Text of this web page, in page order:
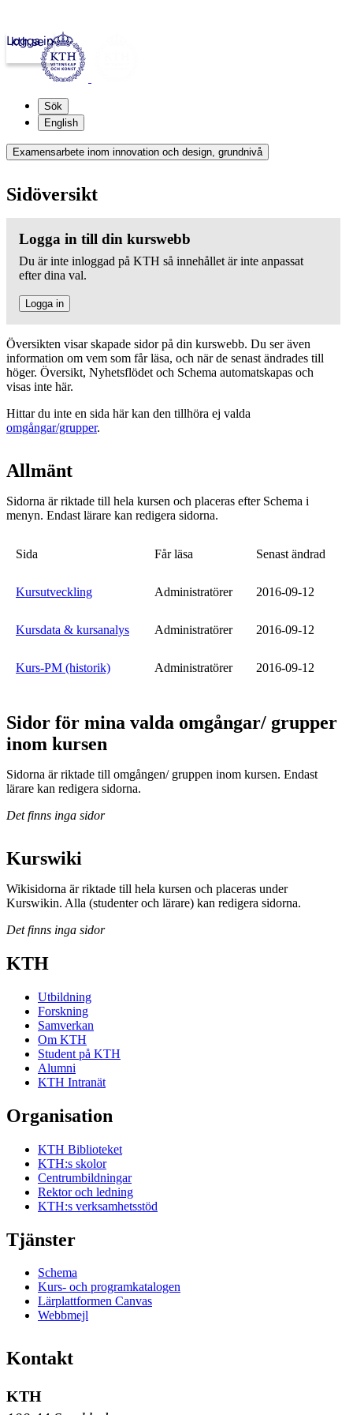
kth.se
Logga in
Sök
English
Examensarbete inom innovation och design, grundnivå
Sidöversikt
Logga in till din kurswebb
Du är inte inloggad på KTH så innehållet är inte anpassat
efter dina val.
Logga in
Översikten visar skapade sidor på din kurswebb. Du ser även
information om vem som får läsa, och när de senast ändrades till
höger. Översikt, Nyhetsflödet och Schema automatskapas och
visas inte här.
Hittar du inte en sida här kan den tillhöra ej valda
omgångar/grupper.
Allmänt
Sidorna är riktade till hela kursen och placeras efter Schema i
menyn. Endast lärare kan redigera sidorna.
Sida Får läsa Senast ändrad
Kursutveckling Administratörer 2016-09-12
Kursdata & kursanalys Administratörer 2016-09-12
Kurs-PM (historik) Administratörer 2016-09-12
Sidor för mina valda omgångar/ grupper
inom kursen
Sidorna är riktade till omgången/ gruppen inom kursen. Endast
lärare kan redigera sidorna.
Det finns inga sidor
Kurswiki
Wikisidorna är riktade till hela kursen och placeras under
Kurswikin. Alla (studenter och lärare) kan redigera sidorna.
Det finns inga sidor
KTH
Utbildning
Forskning
Samverkan
Om KTH
Student på KTH
Alumni
KTH Intranät
Organisation
KTH Biblioteket
KTH:s skolor
Centrumbildningar
Rektor och ledning
KTH:s verksamhetsstöd
Tjänster
Schema
Kurs- och programkatalogen
Lärplattformen Canvas
Webbmejl
Kontakt
KTH